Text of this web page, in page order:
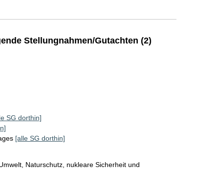
Stellungnahmen/Gutachten (2)
SG dorthin]
[alle SG dorthin]
Naturschutz, nukleare Sicherheit und